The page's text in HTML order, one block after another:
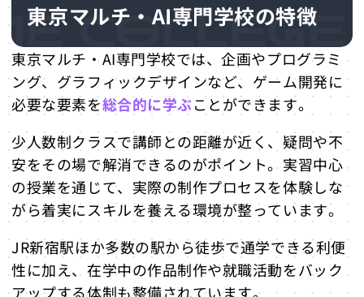
東京マルチ・AI専門学校の特徴
東京マルチ・AI専門学校では、企画やプログラミ
ング、グラフィックデザインなど、ゲーム開発に
必要な要素を総合的に学ぶことができます。
少人数制クラスで講師との距離が近く、疑問や不
安をその場で解消できるのがポイント。実習中心
の授業を通じて、実際の制作プロセスを体験しな
がら着実にスキルを養える環境が整っています。
JR新宿駅ほか多数の駅から徒歩で通学できる利便
性に加え、在学中の作品制作や就職活動をバック
アップする体制も整備されています。